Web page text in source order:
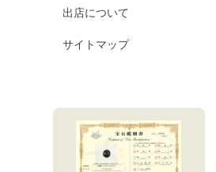
出店について
サイトマップ